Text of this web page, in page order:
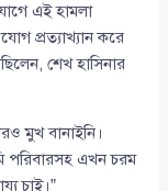
এই হামলা
প্রত্যাখ্যান করে
শেখ হাসিনার
মুখ বানাইনি।
পরিবারসহ এখন চরম
চাই।”